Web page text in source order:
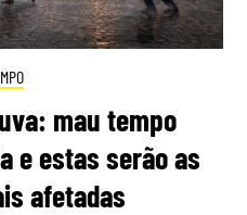
mau tempo
e estas serão as
afetadas